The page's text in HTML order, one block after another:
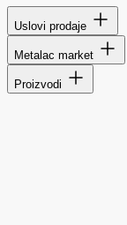
Uslovi prodaje
Metalac market
Proizvodi